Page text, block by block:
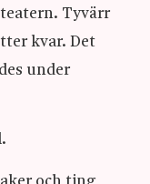
Tyvärr
kvar. Det
under